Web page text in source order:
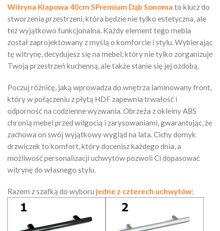
Witryna Klapowa 40cm SPremium Dąb Sonoma to klucz do
stworzenia przestrzeni, która będzie nie tylko estetyczna, ale
też wyjątkowo funkcjonalna. Każdy element tego mebla
został zaprojektowany z myślą o komforcie i stylu. Wybierając
tę witrynę, decydujesz się na mebel, który nie tylko zorganizuje
Twoją przestrzeń kuchenną, ale także stanie się jej ozdobą.
Poczuj różnicę, jaką wprowadza do wnętrza laminowany front,
który w połączeniu z płytą HDF zapewnia trwałość i
odporność na codzienne wyzwania. Obrzeża z okleiny ABS
chronią mebel przed wilgocią i zarysowaniami, gwarantując, że
zachowa on swój wyjątkowy wygląd na lata. Cichy domyk
drzwiczek to komfort, który docenisz każdego dnia, a
możliwość personalizacji uchwytów pozwoli Ci dopasować
witrynę do własnego stylu.
Razem z szafką do wyboru jedne z czterech uchwytów: